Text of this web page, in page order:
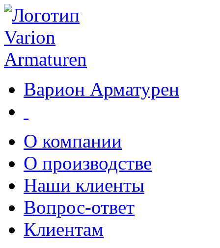
Варион Арматурен
О компании
О производстве
Наши клиенты
Вопрос-ответ
Клиентам